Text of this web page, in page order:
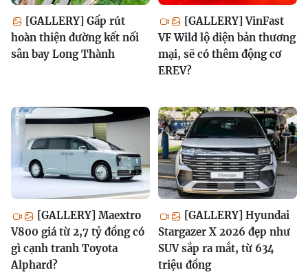
[GALLERY] Gấp rút
hoàn thiện đường kết nối
sân bay Long Thành
[GALLERY] VinFast
VF Wild lộ diện bản thương
mại, sẽ có thêm động cơ
EREV?
[GALLERY] Maextro
V800 giá từ 2,7 tỷ đồng có
gì cạnh tranh Toyota
Alphard?
[GALLERY] Hyundai
Stargazer X 2026 đẹp như
SUV sắp ra mắt, từ 634
triệu đồng